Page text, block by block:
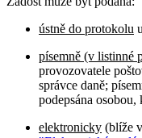
ústně do protokolu
písemně (v listinné
provozovatele
správce daně;
podepsána
elektronicky (blíže